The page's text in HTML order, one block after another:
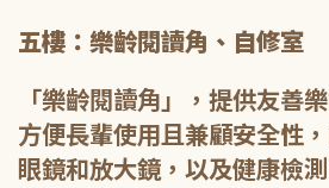
五樓：樂齡閱讀角、自修室
「樂齡閱讀角」，提供友善
方便長輩使用且兼顧安全性
眼鏡和放大鏡，以及健康檢